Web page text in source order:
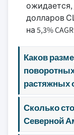
ожидается,
долларов
на 5,3%
Каков
растяжных
Сколько
Северной